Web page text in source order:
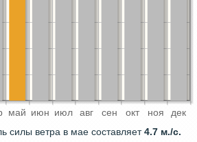
май июн июл авг сен окт ноя дек
силы ветра в мае составляет4.7 м./с.